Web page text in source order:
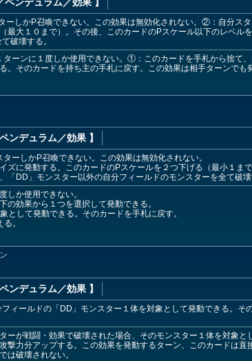
ペンデュラム／効果 】
しかP召喚できない。この効果は無効化されない。②：自分ス
最大１０まで）。その後、このカードのPスケール以下のレベル
破壊する。
ターンに１度しか使用できない。①：このカードを手札から捨て
そのカードを持ち主の手札に戻す。この効果は相手ターンでも
ンデュラム／効果 】
ーしかP召喚できない。この効果は無効化されない。
ズに発動する。このカードのPスケールを２つ下げる（最小１ま
「DD」モンスター以外の自分フィールドのモンスターを全て破壊
しか使用できない。
効果から１つを選択して発動できる。
として発動できる。そのカードを手札に戻す。
。
ンデュラム／効果 】
ィールドの「DD」モンスター１体を対象として発動できる。そ
が戦闘・効果で破壊された場合、そのモンスター１体を対象と
撃力分アップする。この効果を発動するターン、このカードは
は破壊されない。